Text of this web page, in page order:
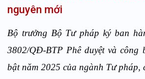
nguyên mới
Bộ trưởng Bộ Tư pháp ký ban
3802/QĐ-BTP Phê duyệt và công
bật năm 2025 của ngành Tư pháp,